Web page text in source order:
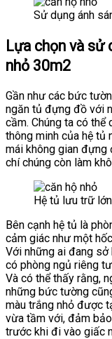
Sử dụng ánh
Lựa chọn và sử
nhỏ 30m2
Gần như các bức
ngăn tủ đựng đồ với
cầm. Chúng ta có thể
thông minh của hệ tủ
mái không gian đựng
chí chúng còn làm
Hệ tủ lưu trữ
Bên cạnh hệ tủ là
cảm giác như một
Với những ai đang sở
có phòng ngủ riêng
Và có thể thấy rằng,
những bức tường
màu trắng nhỏ được
vừa tầm với, đảm
trước khi đi vào giấc